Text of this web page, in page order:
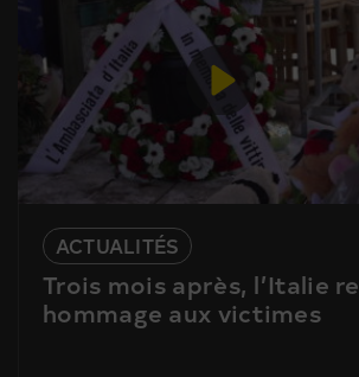
ACTUALITÉS
Trois mois après, l’Italie
hommage aux victimes